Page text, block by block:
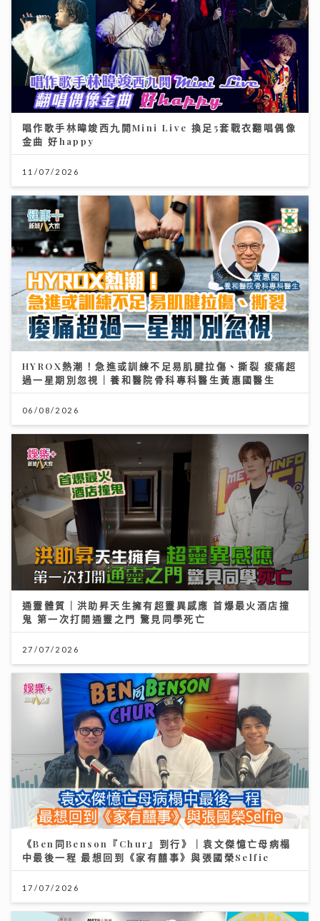
唱作歌手林暐竣西九開Mini Live 換足5套戰衣翻唱偶像
金曲 好happy
11/07/2026
HYROX熱潮！急進或訓練不足易肌腱拉傷、撕裂 痠痛超
過一星期別忽視｜養和醫院骨科專科醫生黃惠國醫生
06/08/2026
通靈體質｜洪助昇天生擁有超靈異感應 首爆最火酒店撞
鬼 第一次打開通靈之門 驚見同學死亡
27/07/2026
《Ben同Benson『Chur』到行》｜袁文傑憶亡母病榻
中最後一程 最想回到《家有囍事》與張國榮Selfie
17/07/2026